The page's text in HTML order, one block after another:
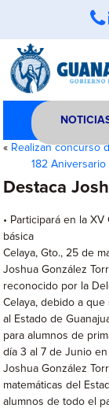
« Realizan concurso
182
Destaca
• Participará en la
básica
Celaya, Gto., 25 de
Joshua González
reconocido por la
Celaya, debido a
al Estado de
para alumnos de
día 3 al 7 de Junio
Joshua González
matemáticas del
alumnos de todo el